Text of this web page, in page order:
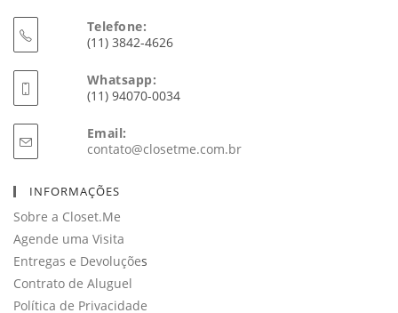
Telefone:
(11) 3842-4626
Whatsapp:
(11) 94070-0034
Email:
contato@closetme.com.brAbre
INFORMAÇÕES
Sobre a Closet.Me
Agende uma Visita
Entregas e Devoluções
Contrato de Aluguel
Política de Privacidade